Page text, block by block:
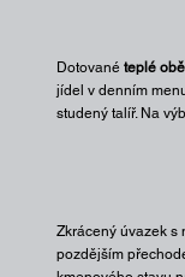
Dotovanéteplé
jídel v denním
studený talíř. Na
Zkrácený úvazek s
pozdějším